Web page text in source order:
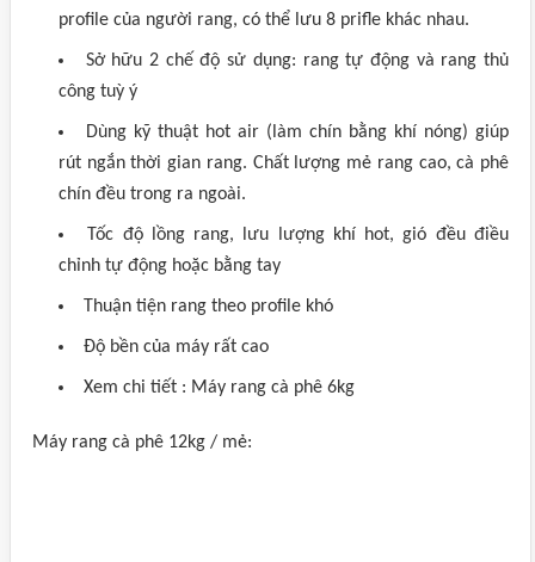
profile của người rang, có thể lưu 8 prifle khác nhau.
Sở hữu 2 chế độ sử dụng: rang tự động và rang thủ
công tuỳ ý
Dùng kỹ thuật hot air (làm chín bằng khí nóng) giúp
rút ngắn thời gian rang. Chất lượng mẻ rang cao, cà phê
chín đều trong ra ngoài.
Tốc độ lồng rang, lưu lượng khí hot, gió đều điều
chỉnh tự động hoặc bằng tay
Thuận tiện rang theo profile khó
Độ bền của máy rất cao
Xem chi tiết : Máy rang cà phê 6kg
Máy rang cà phê 12kg / mẻ: